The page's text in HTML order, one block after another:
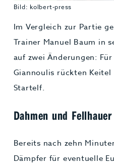
Bild: kolbert-press
Im Vergleich zur Partie
Trainer Manuel Baum in
auf zwei Änderungen:
Giannoulis rückten
Startelf.
Dahmen und
Bereits nach zehn
Dämpfer für eventuelle